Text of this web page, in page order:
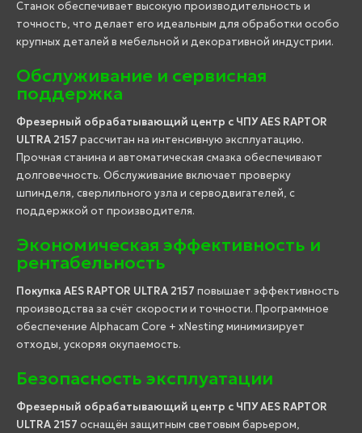
Станок обеспечивает высокую производительность и
точность, что делает его идеальным для обработки особо
крупных деталей в мебельной и декоративной индустрии.
Обслуживание и сервисная
поддержка
Фрезерный обрабатывающий центр с ЧПУ AES RAPTOR
ULTRA 2157 рассчитан на интенсивную эксплуатацию.
Прочная станина и автоматическая смазка обеспечивают
долговечность. Обслуживание включает проверку
шпинделя, сверлильного узла и серводвигателей, с
поддержкой от производителя.
Экономическая эффективность и
рентабельность
Покупка AES RAPTOR ULTRA 2157 повышает эффективность
производства за счёт скорости и точности. Программное
обеспечение Alphacam Core + xNesting минимизирует
отходы, ускоряя окупаемость.
Безопасность эксплуатации
Фрезерный обрабатывающий центр с ЧПУ AES RAPTOR
ULTRA 2157 оснащён защитным световым барьером,